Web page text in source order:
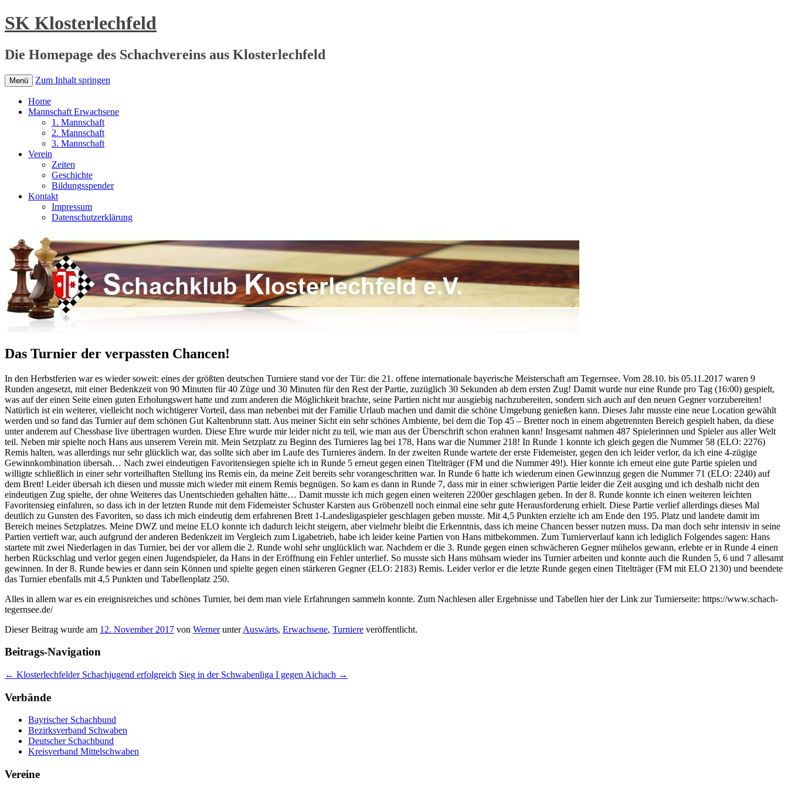
SK Klosterlechfeld
Die Homepage des Schachvereins aus Klosterlechfeld
Menü Zum Inhalt springen
Home
Mannschaft Erwachsene
1. Mannschaft
2. Mannschaft
3. Mannschaft
Verein
Zeiten
Geschichte
Bildungsspender
Kontakt
Impressum
Datenschutzerklärung
Das Turnier der verpassten Chancen!
In den Herbstferien war es wieder soweit: eines der größten deutschen Turniere stand vor der Tür: die 21. offene internationale bayerische Meisterschaft am Tegernsee. Vom 28.10. bis 05.11.2017 waren 9
Runden angesetzt, mit einer Bedenkzeit von 90 Minuten für 40 Züge und 30 Minuten für den Rest der Partie, zuzüglich 30 Sekunden ab dem ersten Zug! Damit wurde nur eine Runde pro Tag (16:00) gespielt,
was auf der einen Seite einen guten Erholungswert hatte und zum anderen die Möglichkeit brachte, seine Partien nicht nur ausgiebig nachzubereiten, sondern sich auch auf den neuen Gegner vorzubereiten!
Natürlich ist ein weiterer, vielleicht noch wichtigerer Vorteil, dass man nebenbei mit der Familie Urlaub machen und damit die schöne Umgebung genießen kann. Dieses Jahr musste eine neue Location gewählt
werden und so fand das Turnier auf dem schönen Gut Kaltenbrunn statt. Aus meiner Sicht ein sehr schönes Ambiente, bei dem die Top 45 – Bretter noch in einem abgetrennten Bereich gespielt haben, da diese
unter anderem auf Chessbase live übertragen wurden. Diese Ehre wurde mir leider nicht zu teil, wie man aus der Überschrift schon erahnen kann! Insgesamt nahmen 487 Spielerinnen und Spieler aus aller Welt
teil. Neben mir spielte noch Hans aus unserem Verein mit. Mein Setzplatz zu Beginn des Turnieres lag bei 178, Hans war die Nummer 218! In Runde 1 konnte ich gleich gegen die Nummer 58 (ELO: 2276)
Remis halten, was allerdings nur sehr glücklich war, das sollte sich aber im Laufe des Turnieres ändern. In der zweiten Runde wartete der erste Fidemeister, gegen den ich leider verlor, da ich eine 4-zügige
Gewinnkombination übersah… Nach zwei eindeutigen Favoritensiegen spielte ich in Runde 5 erneut gegen einen Titelträger (FM und die Nummer 49!). Hier konnte ich erneut eine gute Partie spielen und
willigte schließlich in einer sehr vorteilhaften Stellung ins Remis ein, da meine Zeit bereits sehr vorangeschritten war. In Runde 6 hatte ich wiederum einen Gewinnzug gegen die Nummer 71 (ELO: 2240) auf
dem Brett! Leider übersah ich diesen und musste mich wieder mit einem Remis begnügen. So kam es dann in Runde 7, dass mir in einer schwierigen Partie leider die Zeit ausging und ich deshalb nicht den
eindeutigen Zug spielte, der ohne Weiteres das Unentschieden gehalten hätte… Damit musste ich mich gegen einen weiteren 2200er geschlagen geben. In der 8. Runde konnte ich einen weiteren leichten
Favoritensieg einfahren, so dass ich in der letzten Runde mit dem Fidemeister Schuster Karsten aus Gröbenzell noch einmal eine sehr gute Herausforderung erhielt. Diese Partie verlief allerdings dieses Mal
deutlich zu Gunsten des Favoriten, so dass ich mich eindeutig dem erfahrenen Brett 1-Landesligaspieler geschlagen geben musste. Mit 4,5 Punkten erzielte ich am Ende den 195. Platz und landete damit im
Bereich meines Setzplatzes. Meine DWZ und meine ELO konnte ich dadurch leicht steigern, aber vielmehr bleibt die Erkenntnis, dass ich meine Chancen besser nutzen muss. Da man doch sehr intensiv in seine
Partien vertieft war, auch aufgrund der anderen Bedenkzeit im Vergleich zum Ligabetrieb, habe ich leider keine Partien von Hans mitbekommen. Zum Turnierverlauf kann ich lediglich Folgendes sagen: Hans
startete mit zwei Niederlagen in das Turnier, bei der vor allem die 2. Runde wohl sehr unglücklich war. Nachdem er die 3. Runde gegen einen schwächeren Gegner mühelos gewann, erlebte er in Runde 4 einen
herben Rückschlag und verlor gegen einen Jugendspieler, da Hans in der Eröffnung ein Fehler unterlief. So musste sich Hans mühsam wieder ins Turnier arbeiten und konnte auch die Runden 5, 6 und 7 allesamt
gewinnen. In der 8. Runde bewies er dann sein Können und spielte gegen einen stärkeren Gegner (ELO: 2183) Remis. Leider verlor er die letzte Runde gegen einen Titelträger (FM mit ELO 2130) und beendete
das Turnier ebenfalls mit 4,5 Punkten und Tabellenplatz 250.
Alles in allem war es ein ereignisreiches und schönes Turnier, bei dem man viele Erfahrungen sammeln konnte. Zum Nachlesen aller Ergebnisse und Tabellen hier der Link zur Turnierseite: https://www.schach-
tegernsee.de/
Dieser Beitrag wurde am 12. November 2017 von WernerunterAuswärts, Erwachsene, Turniere veröffentlicht.
Beitrags-Navigation
← Klosterlechfelder Schachjugend erfolgreich Sieg in der Schwabenliga I gegen Aichach →
Verbände
Bayrischer Schachbund
Bezirksverband Schwaben
Deutscher Schachbund
Kreisverband Mittelschwaben
Vereine